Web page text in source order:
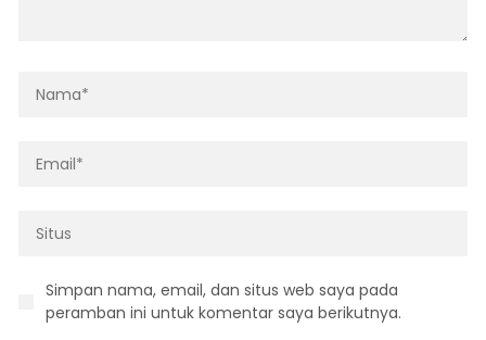
Simpan nama, email, dan situs web saya pada
peramban ini untuk komentar saya berikutnya.